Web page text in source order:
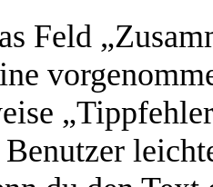
Feld